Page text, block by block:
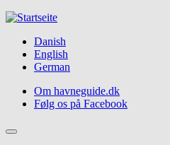
Danish
English
German
Topmenu
Om havneguide.dk
Følg os på Facebook